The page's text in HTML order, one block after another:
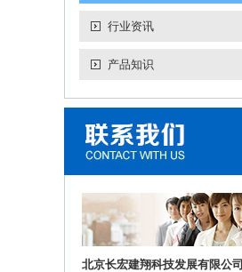
行业资讯
产品知识
北京长宏建翔科技发展有限公司